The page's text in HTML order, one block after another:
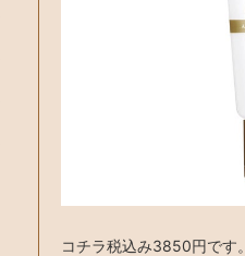
コチラ税込み3850円です。